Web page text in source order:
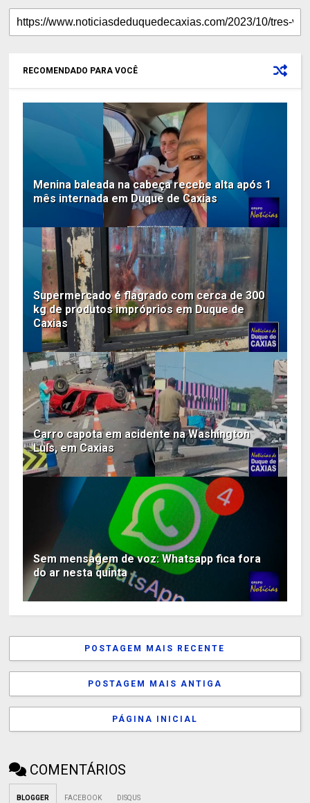
RECOMENDADO PARA VOCÊ
Menina baleada na cabeça recebe alta após 1
mês internada em Duque de Caxias
Supermercado é flagrado com cerca de 300
kg de produtos impróprios em Duque de
Caxias
Carro capota em acidente na Washington
Luís, em Caxias
Sem mensagem de voz: Whatsapp fica fora
do ar nesta quinta
POSTAGEM MAIS RECENTE
POSTAGEM MAIS ANTIGA
PÁGINA INICIAL
COMENTÁRIOS
BLOGGER FACEBOOK DISQUS